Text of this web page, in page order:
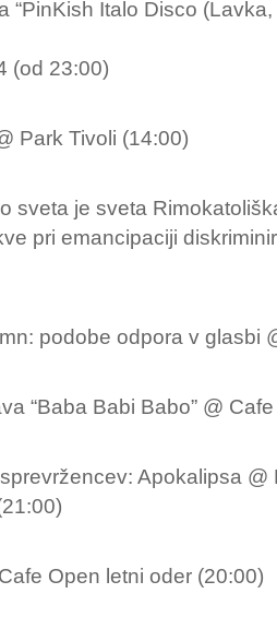
“PinKish Italo Disco
(od 23:00)
Park Tivoli (14:00)
sveta je sveta
pri emancipaciji
podobe odpora v glasbi
“Baba Babi Babo” @
Apokalipsa @
Open letni oder (20:00)